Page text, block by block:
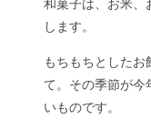
和菓子は、お米、
します。
もちもちとした
て。その季節が今
いものです。